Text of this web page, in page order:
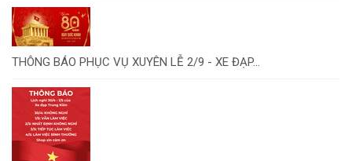
THÔNG BÁO PHỤC VỤ XUYÊN LỄ 2/9 - XE ĐẠP...